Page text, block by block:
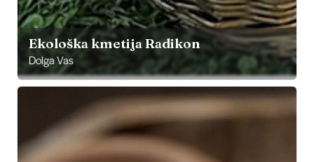
Ekološka kmetija Radikon
Dolga Vas